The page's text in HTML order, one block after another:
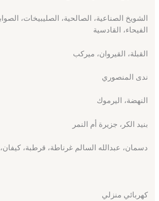
الشويخ الصناعية، الصالحية، الصليبيخات،
الفيحاء، القادسية
القبلة، القيروان، ميركب
ندى المنصوري
النهضة، اليرموك
بنيد الكر، جزيرة أم النمر
دسمان، عبدالله السالم غرناطة، قرطبة،
كهربائي منزلي